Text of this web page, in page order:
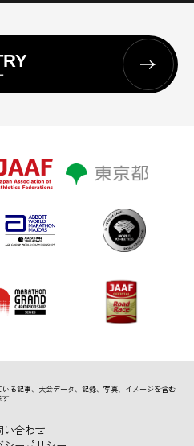
る記事、 大会データ、記録、写真、イメージを含む
す
い合わせ